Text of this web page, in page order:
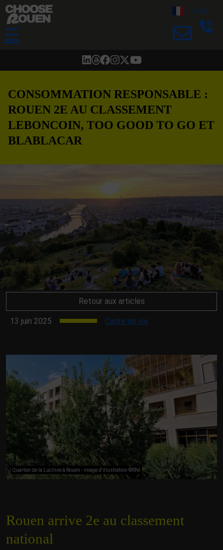
☰
French
CONSOMMATION RESPONSABLE :
ROUEN 2E AU CLASSEMENT
LEBONCOIN, TOO GOOD TO GO ET
BLABLACAR
Retour aux articles
13 juin 2025 Cadre de vie
Quartier de la Luciline à Rouen - image d'illustration ©RNI
Rouen arrive 2e au classement
national